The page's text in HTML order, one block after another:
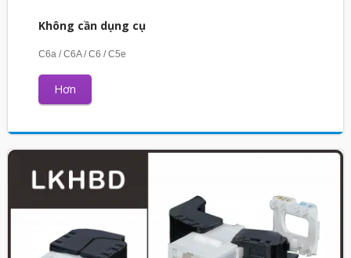
Không cần dụng cụ
C6a / C6A / C6 / C5e
Hơn